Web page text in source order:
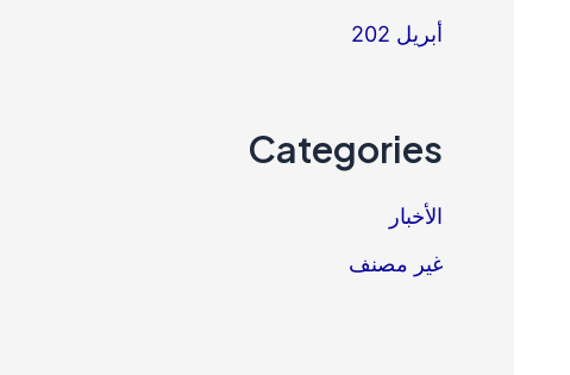
أبريل 202
Categories
الأخبار
غير مصنف